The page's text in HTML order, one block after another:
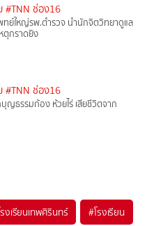
#TNN ช่อง16
ทย์ใหญ่รพ.ตำรวจ นำนักจิตวิทยาดูแล
ตุกราดยิง
#TNN ช่อง16
ญธรรมก้อง ห้วยไร่ เสียชีวิตจาก
รงเรียนเทพศิรินทร์ #โรงเรียน